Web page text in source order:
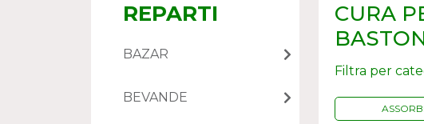
REPARTI
BAZAR
BEVANDE
CURA
Filtra per